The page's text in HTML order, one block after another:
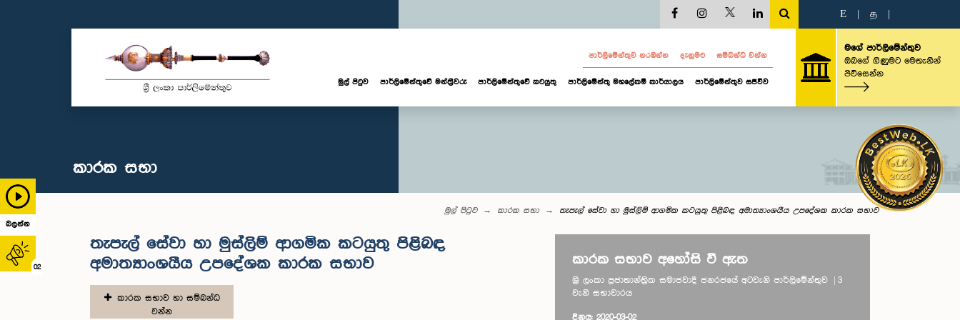
බලන්න
02
E த
පාර්ලි‌මේන්තුව නරඹන්න දැනුමට සම්බන්ධ වන්න
මුල් පිටුව පාර්ලි‌මේන්තුවේ මන්ත්‍රීවරු පාර්ලිමේන්තුවේ කටයුතු පාර්ලිමේන්තු මහලේකම් කාර්යාලය පාර්ලිමේන්තුව සජීවීව
මගේ පාර්ලිමේන්තුව
ඔබගේ ගිණුමට මෙතැනින්
පිවිසෙන්න
කාරක සභා
මුල් පිටුව කාරක සභා තැපැල් සේවා හා මුස්ලිම් ආගමික කටයුතු පිළිබඳ අමාත්‍යාංශයීය උපදේශක කාරක සභාව
තැපැල් සේවා හා මුස්ලිම් ආගමික කටයුතු පිළිබඳ
අමාත්‍යාංශයීය උපදේශක කාරක සභාව
කාරක සභාව හා සම්බන්ධ
වන්න
කාරක සභාව අහෝසි වී ඇත
ශ්‍රී ලංකා ප්‍රජාතාන්ත්‍රික සමාජවාදී ජනරජයේ අටවැනි පාර්ලිමේන්තුව | 3
වැනි සභාවාරය
දිනය: 2020-03-02